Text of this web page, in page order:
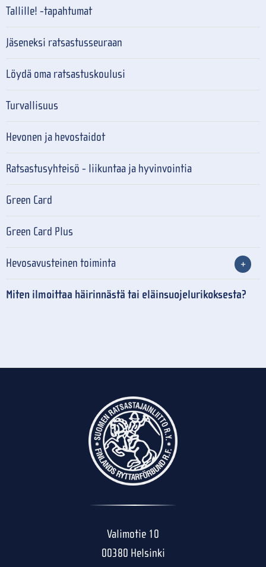
Tallille! -tapahtumat
Jäseneksi ratsastusseuraan
Löydä oma ratsastuskoulusi
Turvallisuus
Hevonen ja hevostaidot
Ratsastusyhteisö - liikuntaa ja hyvinvointia
Green Card
Green Card Plus
Hevosavusteinen toiminta
Miten ilmoittaa häirinnästä tai eläinsuojelurikoksesta?
Valimotie 10
00380 Helsinki